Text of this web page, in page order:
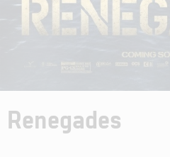
Renegades